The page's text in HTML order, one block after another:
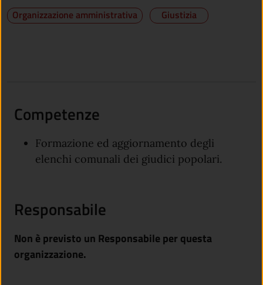
Organizzazione amministrativa
Giustizia
Competenze
Formazione ed aggiornamento degli
elenchi comunali dei giudici popolari.
Responsabile
Non è previsto un Responsabile per questa
organizzazione.